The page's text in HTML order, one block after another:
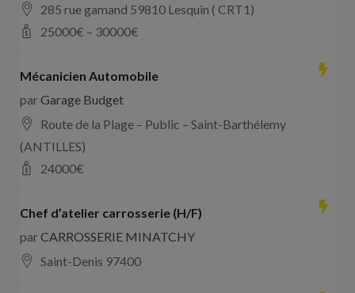
285 rue gamand 59810 Lesquin ( CRT1)
25000€ – 30000€
Mécanicien Automobile
parGarage Budget
Route de la Plage – Public – Saint-Barthélemy
(ANTILLES)
24000€
Chef d’atelier carrosserie (H/F)
parCARROSSERIE MINATCHY
Saint-Denis 97400